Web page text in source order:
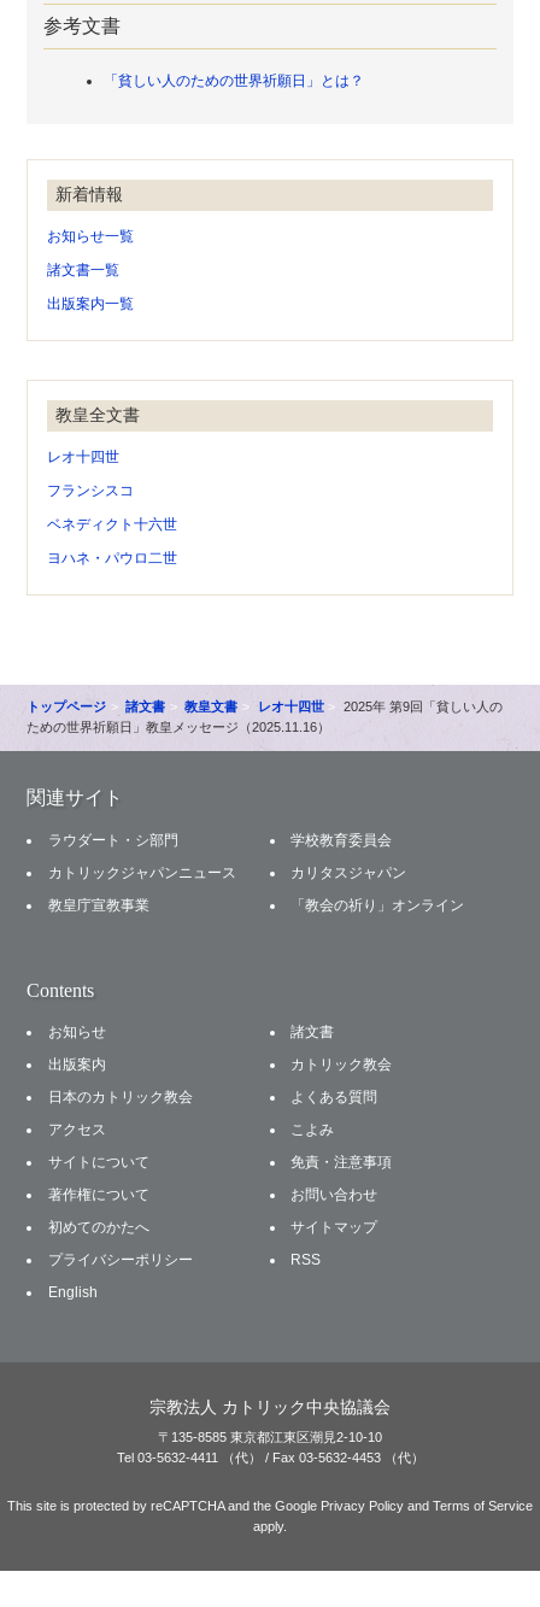
参考文書
「貧しい人のための世界祈願日」とは？
新着情報
お知らせ一覧
諸文書一覧
出版案内一覧
教皇全文書
レオ十四世
フランシスコ
ベネディクト十六世
ヨハネ・パウロ二世
トップページ 諸文書 教皇文書 レオ十四世
2025年 第9回「貧しい人の
ための世界祈願日」教皇メッセージ（2025.11.16）
関連サイト
ラウダート・シ部門
学校教育委員会
カトリックジャパンニュース
カリタスジャパン
教皇庁宣教事業
「教会の祈り」オンライン
Contents
お知らせ
諸文書
出版案内
カトリック教会
日本のカトリック教会
よくある質問
アクセス
こよみ
サイトについて
免責・注意事項
著作権について
お問い合わせ
初めてのかたへ
サイトマップ
プライバシーポリシー
RSS
English
宗教法人 カトリック中央協議会
〒135-8585 東京都江東区潮見2-10-10
Tel 03-5632-4411 （代） / Fax 03-5632-4453 （代）
This site is protected by reCAPTCHA and the Google Privacy Policy and Terms of Service
apply.